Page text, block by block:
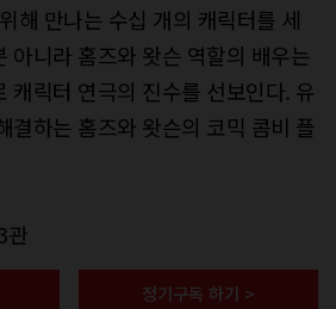
해 만나는 수십 개의 캐릭터를 세
아니라 홈즈와 왓슨 역할의 배우는
캐릭터 연극의 진수를 선보인다. 유
결하는 홈즈와 왓슨의 코믹 콤비 플
관
정기구독 하기 >